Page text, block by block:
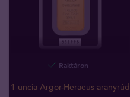
Raktáron
1 uncia Argor-Heraeus aranyrúd